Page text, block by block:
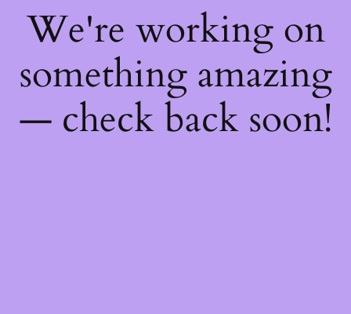
We're working on
something amazing
— check back soon!